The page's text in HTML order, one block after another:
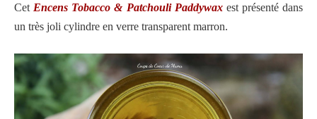
Cet Encens Tobacco & Patchouli Paddywaxest présenté dans
un très joli cylindre en verre transparent marron.